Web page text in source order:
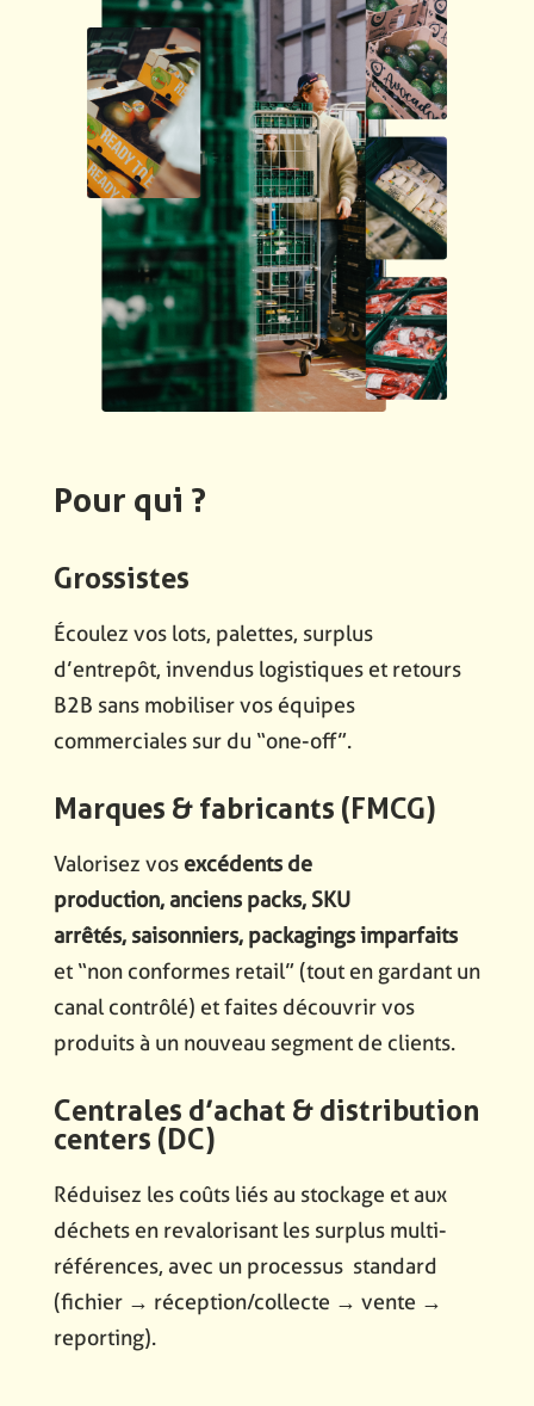
Pour qui ?
Grossistes
Écoulez vos lots, palettes, surplus
d’entrepôt, invendus logistiques et retours
B2B sans mobiliser vos équipes
commerciales sur du “one-off”.
Marques & fabricants (FMCG)
Valorisez vos excédents de
production, anciens packs, SKU
arrêtés, saisonniers, packagings imparfaits
et “non conformes retail” (tout en gardant un
canal contrôlé) et faites découvrir vos
produits à un nouveau segment de clients.
Centrales d’achat & distribution
centers (DC)
Réduisez les coûts liés au stockage et aux
déchets en revalorisant les surplus multi-
références, avec un processus standard
(fichier → réception/collecte → vente →
reporting).